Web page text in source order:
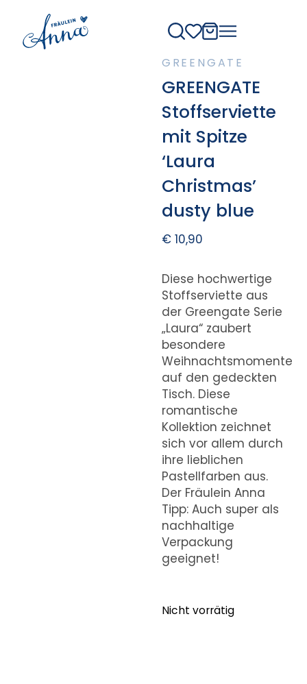
GREENGATE
GREENGATE
Stoffserviette
mit Spitze
‘Laura
Christmas’
dusty blue
€10,90
Diese hochwertige
Stoffserviette aus
der Greengate Serie
„Laura“ zaubert
besondere
Weihnachtsmomente
auf den gedeckten
Tisch. Diese
romantische
Kollektion zeichnet
sich vor allem durch
ihre lieblichen
Pastellfarben aus.
Der Fräulein Anna
Tipp: Auch super als
nachhaltige
Verpackung
geeignet!
Nicht vorrätig